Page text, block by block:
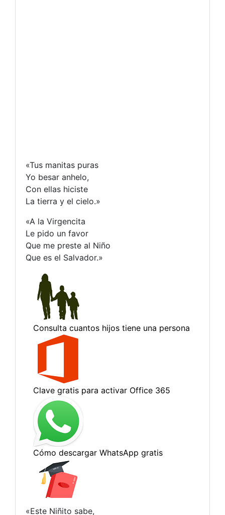
«Tus manitas puras
Yo besar anhelo,
Con ellas hiciste
La tierra y el cielo.»
«A la Virgencita
Le pido un favor
Que me preste al Niño
Que es el Salvador.»
«Este Niñito sabe,